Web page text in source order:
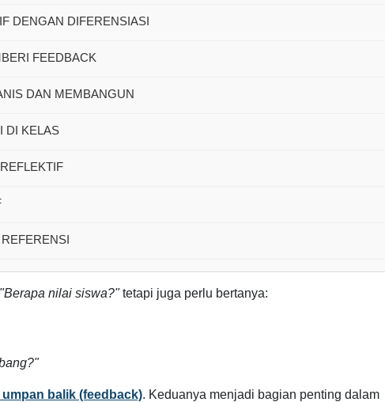
DENGAN DIFERENSIASI
FEEDBACK
DAN MEMBANGUN
DI KELAS
"Berapa nilai siswa?"tetapi juga perlu bertanya:
balik (feedback). Keduanya menjadi bagian penting dalam